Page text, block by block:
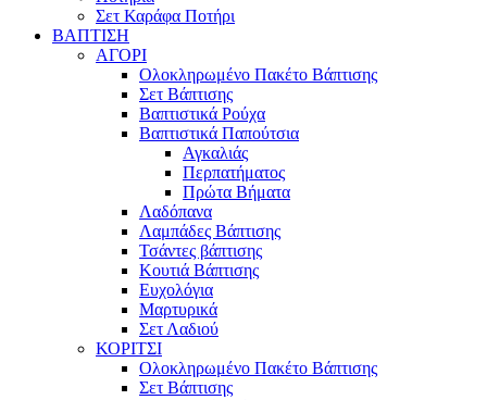
Σετ Καράφα Ποτήρι
ΒΑΠΤΙΣΗ
ΑΓΟΡΙ
Ολοκληρωμένο Πακέτο Βάπτισης
Σετ Βάπτισης
Βαπτιστικά Ρούχα
Βαπτιστικά Παπούτσια
Αγκαλιάς
Περπατήματος
Πρώτα Βήματα
Λαδόπανα
Λαμπάδες Βάπτισης
Τσάντες βάπτισης
Κουτιά Βάπτισης
Ευχολόγια
Μαρτυρικά
Σετ Λαδιού
ΚΟΡΙΤΣΙ
Ολοκληρωμένο Πακέτο Βάπτισης
Σετ Βάπτισης